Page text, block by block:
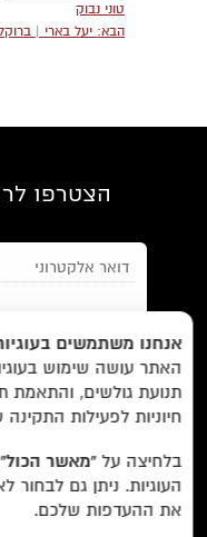
טוני נבוק
הבא: יעל בארי |
הצטרפו
מאשר/ת אתתנאי
הודעות
EN/
/
מבצעים /
הסופרים/
עוד באתר:
אנחנו משתמשים
האתר עושה שימוש
תנועת גולשים, והתאמת
חיוניות לפעילות
בלחיצה על“מאשר הכול”
העוגיות. ניתן גם לבחור
את ההעדפות שלכם.